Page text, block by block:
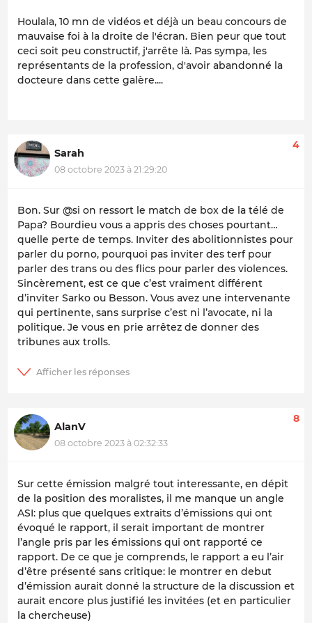
Houlala, 10 mn de vidéos et déjà un beau concours de
mauvaise foi à la droite de l'écran. Bien peur que tout
ceci soit peu constructif, j'arrête là. Pas sympa, les
représentants de la profession, d'avoir abandonné la
docteure dans cette galère....
Sarah
08 octobre 2023 à 21:29:20
4
Bon. Sur @si on ressort le match de box de la télé de
Papa? Bourdieu vous a appris des choses pourtant…
quelle perte de temps. Inviter des abolitionnistes pour
parler du porno, pourquoi pas inviter des terf pour
parler des trans ou des flics pour parler des violences.
Sincèrement, est ce que c’est vraiment différent
d’inviter Sarko ou Besson. Vous avez une intervenante
qui pertinente, sans surprise c’est ni l’avocate, ni la
politique. Je vous en prie arrêtez de donner des
tribunes aux trolls.
AlanV
08 octobre 2023 à 02:32:33
8
Sur cette émission malgré tout interessante, en dépit
de la position des moralistes, il me manque un angle
ASI: plus que quelques extraits d’émissions qui ont
évoqué le rapport, il serait important de montrer
l’angle pris par les émissions qui ont rapporté ce
rapport. De ce que je comprends, le rapport a eu l’air
d’être présenté sans critique: le montrer en debut
d’émission aurait donné la structure de la discussion et
aurait encore plus justifié les invitées (et en particulier
la chercheuse)